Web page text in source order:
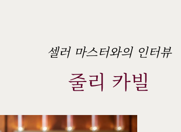
셀러 마스터와의 인터뷰
줄리 카빌